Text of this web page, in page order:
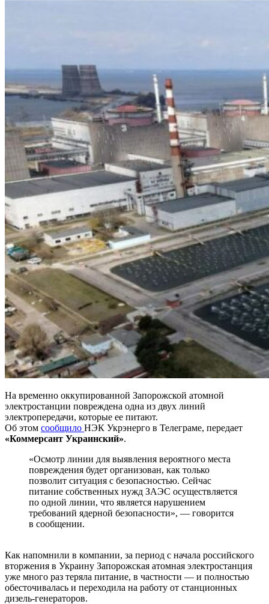
На временно оккупированной Запорожской атомной
электростанции повреждена одна из двух линий
электропередачи, которые ее питают.
Об этом сообщило НЭК Укрэнерго в Телеграме, передает
«Коммерсант Украинский».
«Осмотр линии для выявления вероятного места
повреждения будет организован, как только
позволит ситуация с безопасностью. Сейчас
питание собственных нужд ЗАЭС осуществляется
по одной линии, что является нарушением
требований ядерной безопасности», — говорится
в сообщении.
Как напомнили в компании, за период с начала российского
вторжения в Украину Запорожская атомная электростанция
уже много раз теряла питание, в частности — и полностью
обесточивалась и переходила на работу от станционных
дизель-генераторов.